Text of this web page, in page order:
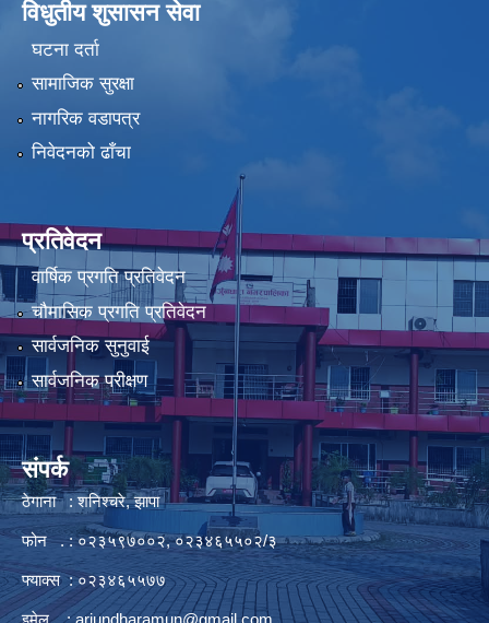
विधुतीय शुसासन सेवा
घटना दर्ता
सामाजिक सुरक्षा
नागरिक वडापत्र
निवेदनको ढाँचा
प्रतिवेदन
वार्षिक प्रगति प्रतिवेदन
चौमासिक प्रगति प्रतिवेदन
सार्वजनिक सुनुवाई
सार्वजनिक परीक्षण
संपर्क
ठेगाना : शनिश्चरे, झापा
फोन . : ०२३५९७००२, ०२३४६५५०२/३
फ्याक्स : ०२३४६५५७७
इमेल :arjundharamun@gmail.com